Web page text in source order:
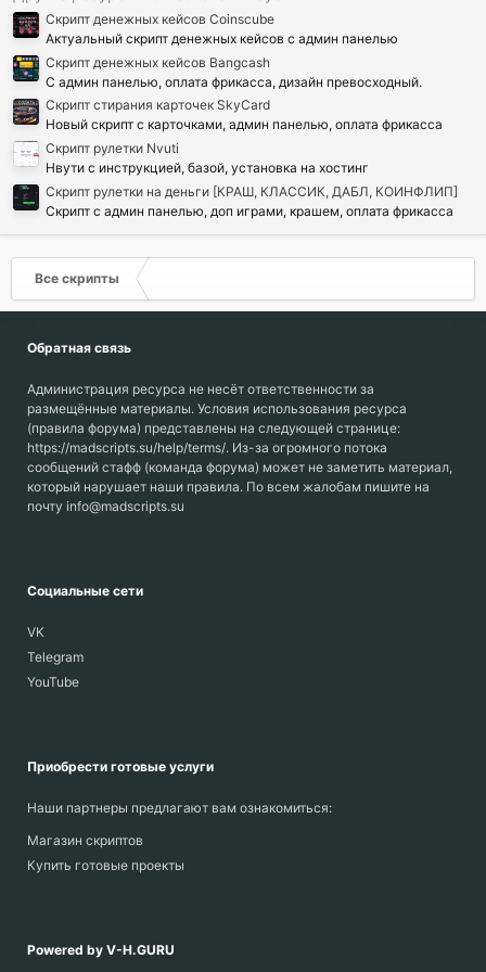
Скрипт денежных кейсов Coinscube
Актуальный скрипт денежных кейсов с админ панелью
Скрипт денежных кейсов Bangcash
С админ панелью, оплата фрикасса, дизайн превосходный.
Скрипт стирания карточек SkyCard
Новый скрипт с карточками, админ панелью, оплата фрикасса
Скрипт рулетки Nvuti
Нвути с инструкцией, базой, установка на хостинг
Скрипт рулетки на деньги [КРАШ, КЛАССИК, ДАБЛ, КОИНФЛИП]
Скрипт с админ панелью, доп играми, крашем, оплата фрикасса
Все скрипты
Обратная связь
Администрация ресурса не несёт ответственности за
размещённые материалы. Условия использования ресурса
(правила форума) представлены на следующей странице:
https://madscripts.su/help/terms/. Из-за огромного потока
сообщений стафф (команда форума) может не заметить материал,
который нарушает наши правила. По всем жалобам пишите на
почту info@madscripts.su
Социальные сети
VK
Telegram
YouTube
Приобрести готовые услуги
Наши партнеры предлагают вам ознакомиться:
Магазин скриптов
Купить готовые проекты
Powered by V-H.GURU